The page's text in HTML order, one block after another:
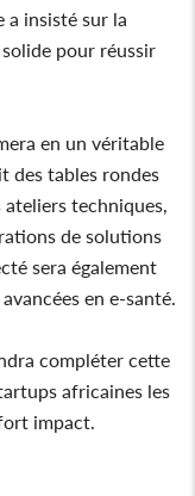
a insisté sur la
pour réussir
en un véritable
des tables rondes
ateliers techniques,
de solutions
sera également
en e-santé.
compléter cette
africaines les
impact.